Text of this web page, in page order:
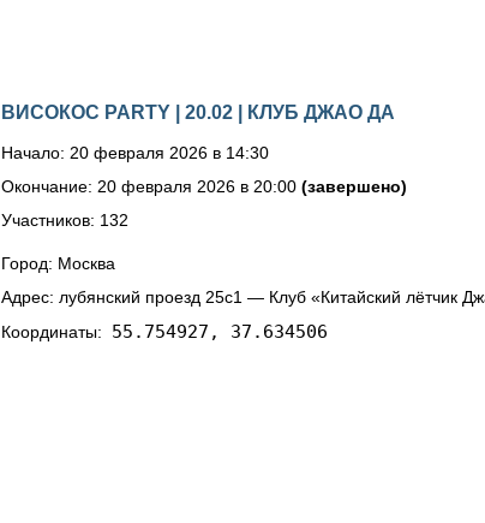
ВИСОКОС PARTY | 20.02 | КЛУБ ДЖАО ДА
Начало: 20 февраля 2026 в 14:30
Окончание: 20 февраля 2026 в 20:00 (завершено)
Участников: 132
Город: Москва
Адрес: лубянский проезд 25с1 — Клуб «Китайский лётчик
Координаты: 55.754927, 37.634506